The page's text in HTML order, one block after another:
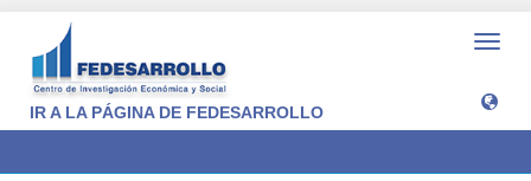
IR A LA PÁGINA DE FEDESARROLLO